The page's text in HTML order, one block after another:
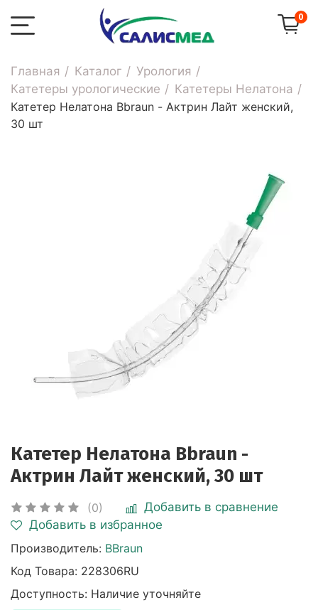
0
Главная Каталог
Урология
Катетеры урологические
Катетеры Нелатона
Катетер Нелатона Bbraun - Актрин Лайт женский,
30 шт
Катетер Нелатона Bbraun -
Актрин Лайт женский, 30 шт
(0)
Добавить в сравнение
Добавить в избранное
Производитель: BBraun
Код Товара: 228306RU
Доступность: Наличие уточняйте